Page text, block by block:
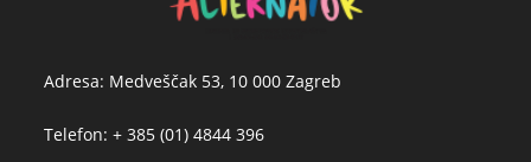
Adresa: Medveščak 53, 10 000 Zagreb
Telefon: + 385 (01) 4844 396